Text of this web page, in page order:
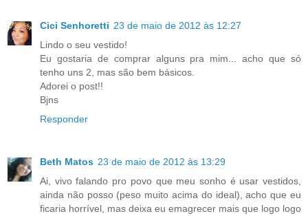
Cici Senhoretti 23 de maio de 2012 às 12:27
Lindo o seu vestido!
Eu gostaria de comprar alguns pra mim... acho que só
tenho uns 2, mas são bem básicos.
Adorei o post!!
Bjns
Responder
Beth Matos 23 de maio de 2012 às 13:29
Ai, vivo falando pro povo que meu sonho é usar vestidos,
ainda não posso (peso muito acima do ideal), acho que eu
ficaria horrível, mas deixa eu emagrecer mais que logo logo